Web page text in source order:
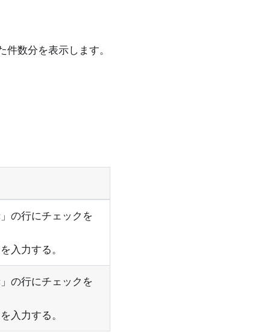
数分を表示します。
の行にチェックを
入力する。
の行にチェックを
入力する。